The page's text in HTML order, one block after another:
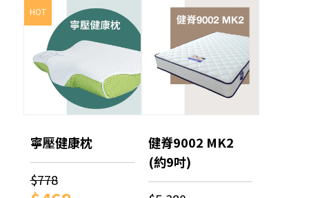
HOT
寧壓健康枕
$778
健脊9002 MK2
(約9吋)